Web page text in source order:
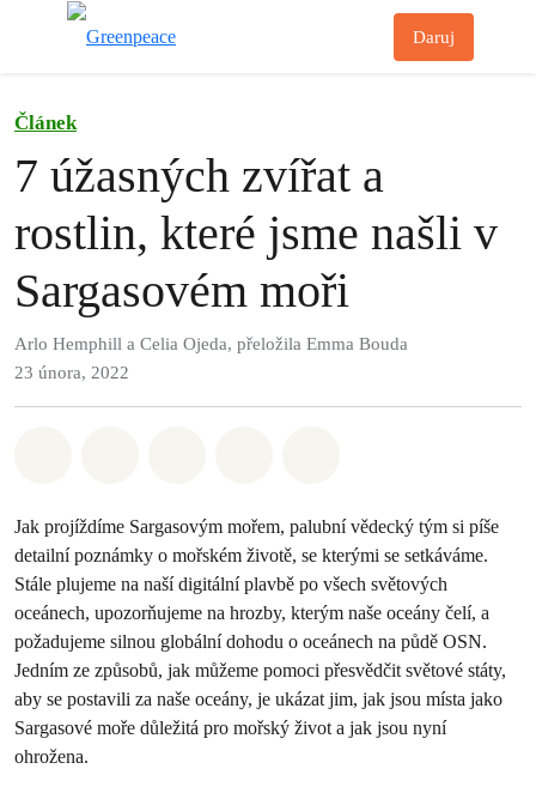
Daruj
Článek
7 úžasných zvířat a
rostlin, které jsme našli v
Sargasovém moři
Arlo Hemphill a Celia Ojeda, přeložila Emma Bouda
23 února, 2022
Jak projíždíme Sargasovým mořem, palubní vědecký tým si píše
detailní poznámky o mořském životě, se kterými se setkáváme.
Stále plujeme na naší digitální plavbě po všech světových
oceánech, upozorňujeme na hrozby, kterým naše oceány čelí, a
požadujeme silnou globální dohodu o oceánech na půdě OSN.
Jedním ze způsobů, jak můžeme pomoci přesvědčit světové státy,
aby se postavili za naše oceány, je ukázat jim, jak jsou místa jako
Sargasové moře důležitá pro mořský život a jak jsou nyní
ohrožena.